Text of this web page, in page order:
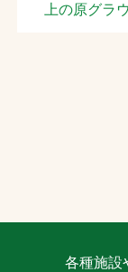
上の原グラ
各種施設